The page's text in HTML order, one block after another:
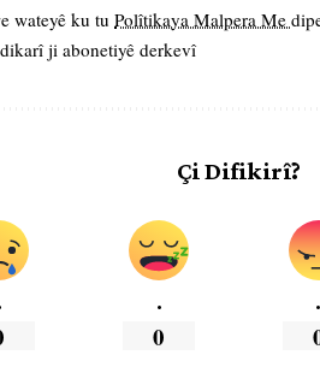
wateyê ku tu Polîtikaya Malpera Me
ji abonetiyê derkevî
Çi Difikirî?
.
0
.